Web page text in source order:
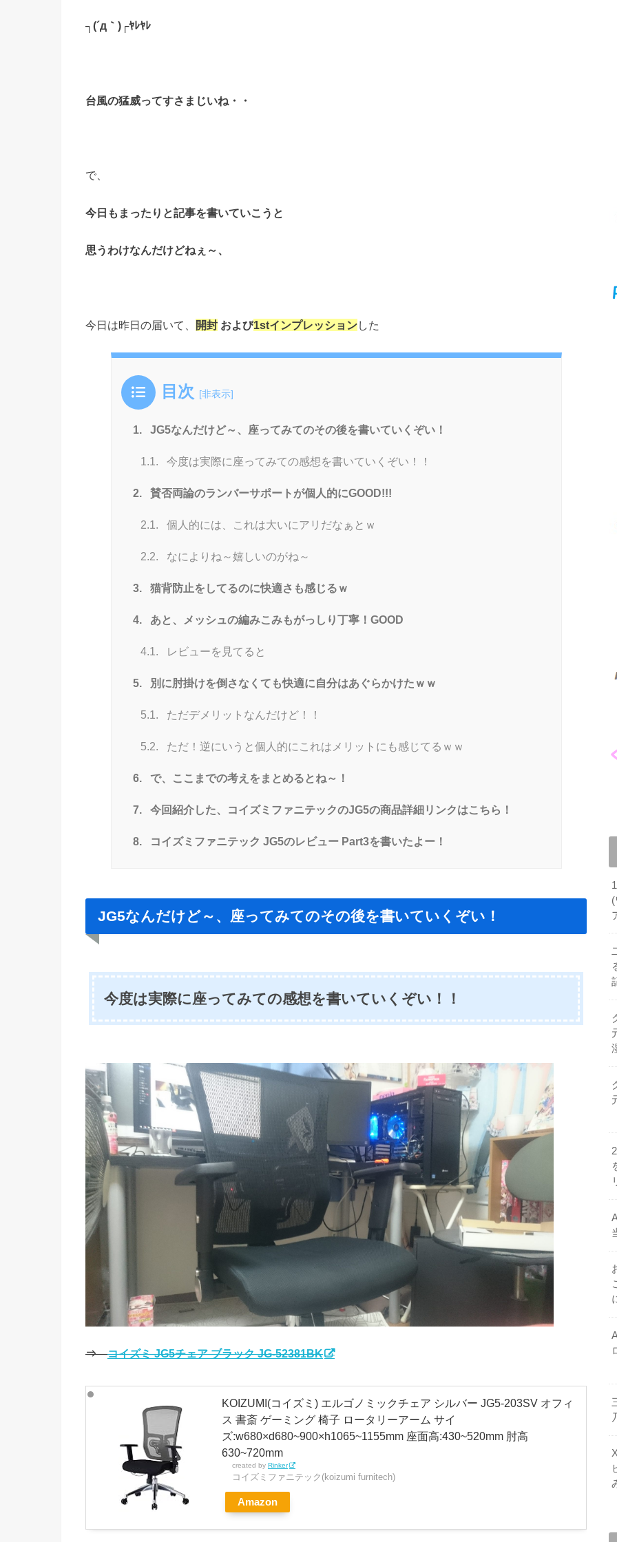
┐(´д｀)┌ﾔﾚﾔﾚ
台風の猛威ってすさまじいね・・
で、
今日もまったりと記事を書いていこうと
思うわけなんだけどねぇ～、
今日は昨日の届いて、 開封 および1stインプレッションした
目次 [非表示]
1. JG5なんだけど～、座ってみてのその後を書いていくぞい！
1.1. 今度は実際に座ってみての感想を書いていくぞい！！
2. 賛否両論のランバーサポートが個人的にGOOD!!!
2.1. 個人的には、これは大いにアリだなぁとｗ
2.2. なによりね～嬉しいのがね～
3. 猫背防止をしてるのに快適さも感じるｗ
4. あと、メッシュの編みこみもがっしり丁寧！GOOD
4.1. レビューを見てると
5. 別に肘掛けを倒さなくても快適に自分はあぐらかけたｗｗ
5.1. ただデメリットなんだけど！！
5.2. ただ！逆にいうと個人的にこれはメリットにも感じてるｗｗ
6. で、ここまでの考えをまとめるとね～！
7. 今回紹介した、コイズミファニテックのJG5の商品詳細リンクはこちら！
8. コイズミファニテック JG5のレビュー Part3を書いたよー！
JG5なんだけど～、座ってみてのその後を書いていくぞい！
今度は実際に座ってみての感想を書いていくぞい！！
⇒コイズミ JG5チェア ブラック JG-52381BK
KOIZUMI(コイズミ) エルゴノミックチェア シルバー JG5-203SV オフィ
ス 書斎 ゲーミング 椅子 ロータリーアーム サイ
ズ:w680×d680~900×h1065~1155mm 座面高:430~520mm 肘高
630~720mm
created by Rinker
コイズミファニテック(koizumi furnitech)
Amazon